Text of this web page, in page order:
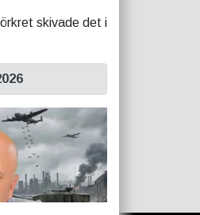
skivade det i